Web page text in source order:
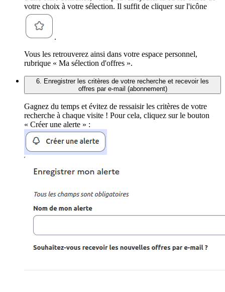
votre choix à votre sélection. Il suffit de cliquer sur l'icône
.
Vous les retrouverez ainsi dans votre espace personnel,
rubrique « Ma sélection d'offres ».
6. Enregistrer les critères de votre recherche et recevoir les
offres par e-mail (abonnement)
Gagnez du temps et évitez de ressaisir les critères de votre
recherche à chaque visite ! Pour cela, cliquez sur le bouton
« Créer une alerte » :